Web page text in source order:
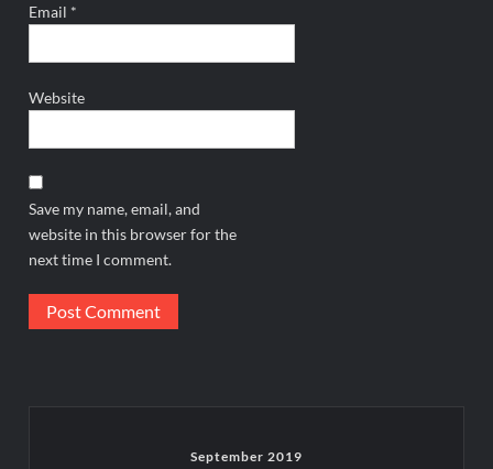
Email *
Website
Save my name, email, and
website in this browser for the
next time I comment.
September 2019